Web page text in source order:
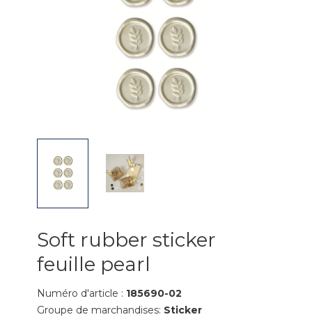
Soft rubber sticker
feuille pearl
Numéro d'article : 185690-02
Groupe de marchandises: Sticker